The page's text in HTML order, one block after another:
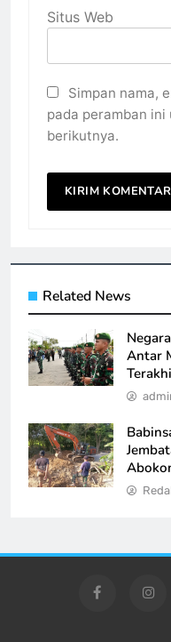
Situs Web
Simpan nama,
pada peramban
berikutnya.
Related News
Antar